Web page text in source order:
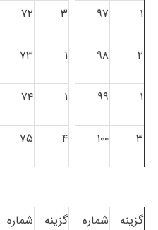
۱ ۹۷ ۳ ۷۲
۲ ۹۸ ۱ ۷۳
۱ ۹۹ ۱ ۷۴
۳ ۱۰۰ ۴ ۷۵
گزینه شماره گزینه شماره